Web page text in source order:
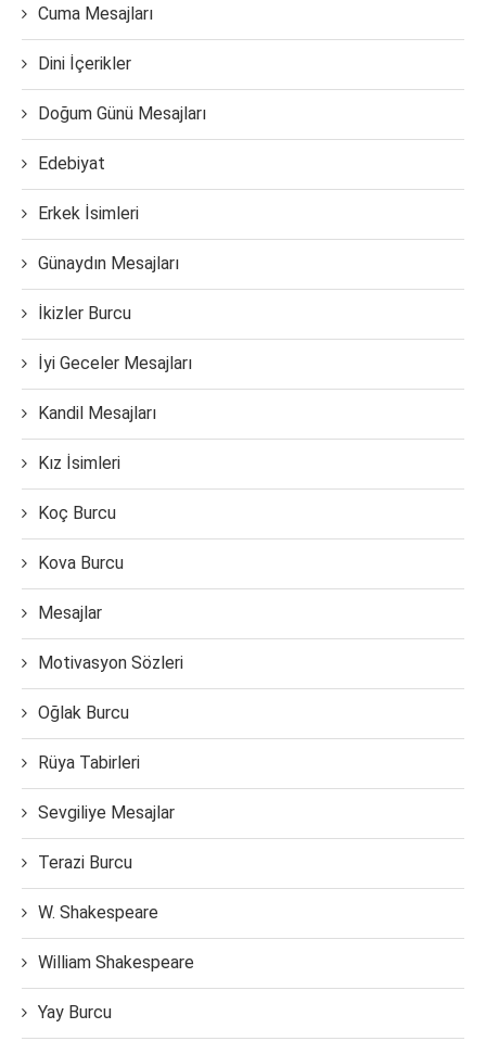
Cuma Mesajları
Dini İçerikler
Doğum Günü Mesajları
Edebiyat
Erkek İsimleri
Günaydın Mesajları
İkizler Burcu
İyi Geceler Mesajları
Kandil Mesajları
Kız İsimleri
Koç Burcu
Kova Burcu
Mesajlar
Motivasyon Sözleri
Oğlak Burcu
Rüya Tabirleri
Sevgiliye Mesajlar
Terazi Burcu
W. Shakespeare
William Shakespeare
Yay Burcu